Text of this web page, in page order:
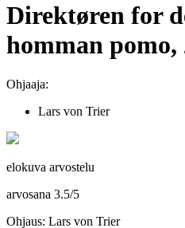
Direktøren for
homman pomo,
Ohjaaja:
Lars von Trier
elokuva arvostelu
arvosana 3.5/5
Ohjaus: Lars von Trier